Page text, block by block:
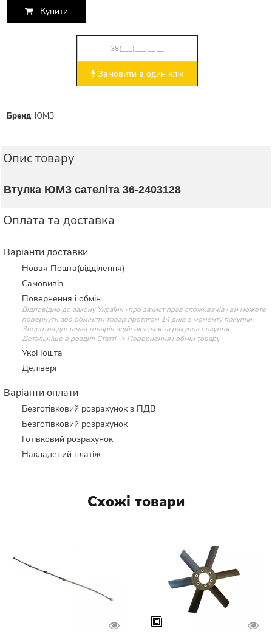
Купити
Замовити в один клік
Бренд: ЮМЗ
Опис товару
Втулка ЮМЗ сателіта 36-2403128
Оплата та доставка
Варіанти доставки
Новая Пошта(відділення)
Самовивіз
Повернення і обмін
Відповідно до закону України «про захист прав споживачів» ви можете
повернути або обміняти товар протягом 14 днів з моменту покупки.
Зворотна доставка товарів здійснюється за рахунок покупця.
Детальніше в розділі Статті -> Повернення і обмін товару
УкрПошта
Делівері
Варіанти оплати
Безготівковий розрахунок з ПДВ
Безготівковий розрахунок
Готівковий розрахунок
Накладений платіж
Схожі товари